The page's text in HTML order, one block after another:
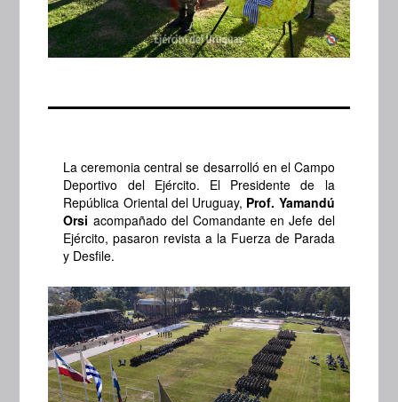
La ceremonia central se desarrolló en el Campo
Deportivo del Ejército. El Presidente de la
República Oriental del Uruguay, Prof. Yamandú
Orsi acompañado del Comandante en Jefe del
Ejército, pasaron revista a la Fuerza de Parada
y Desfile.